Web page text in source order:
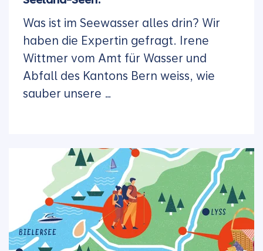
Was ist im Seewasser alles drin? Wir
haben die Expertin gefragt. Irene
Wittmer vom Amt für Wasser und
Abfall des Kantons Bern weiss, wie
sauber unsere …